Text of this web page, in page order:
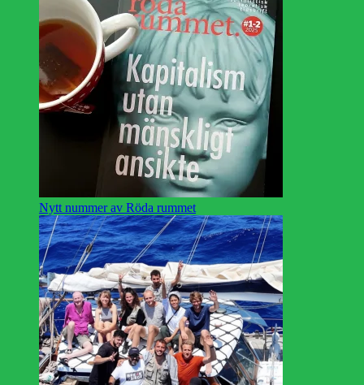
Nytt nummer av Röda rummet